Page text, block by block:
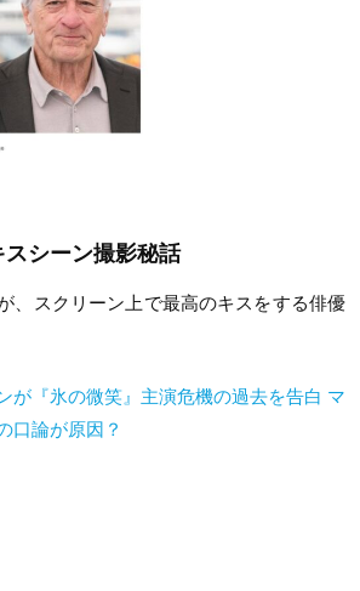
スシーン撮影秘話
、スクリーン上で最高のキスをする俳優
が『氷の微笑』主演危機の過去を告白 マ
口論が原因？